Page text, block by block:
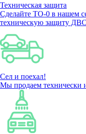
Техническая защита
Сделайте ТО-0 в нашем
техническую защиту
Сел и поехал!
Мы продаем технически